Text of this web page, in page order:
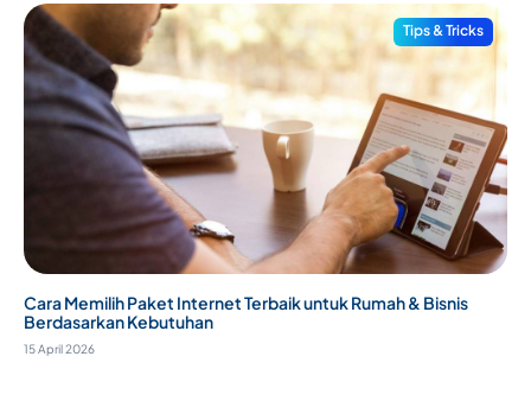
Tips & Tricks
Cara Memilih Paket Internet Terbaik untuk Rumah & Bisnis
Berdasarkan Kebutuhan
15 April 2026